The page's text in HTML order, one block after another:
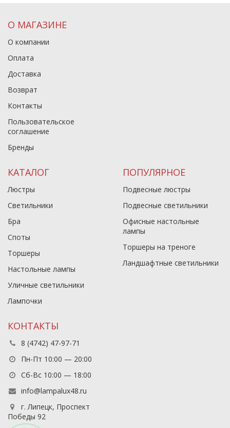
О МАГАЗИНЕ
О компании
Оплата
Доставка
Возврат
Контакты
Пользовательское
соглашение
Бренды
КАТАЛОГ
Люстры
Светильники
Бра
Споты
Торшеры
Настольные лампы
Уличные светильники
Лампочки
ПОПУЛЯРНОЕ
Подвесные люстры
Подвесные светильники
Офисные настольные
лампы
Торшеры на треноге
Ландшафтные светильники
КОНТАКТЫ
8 (4742) 47-97-71
Пн-Пт 10:00 — 20:00
Сб-Вс 10:00 — 18:00
info@lampalux48.ru
г. Липецк, Проспект
Победы 92